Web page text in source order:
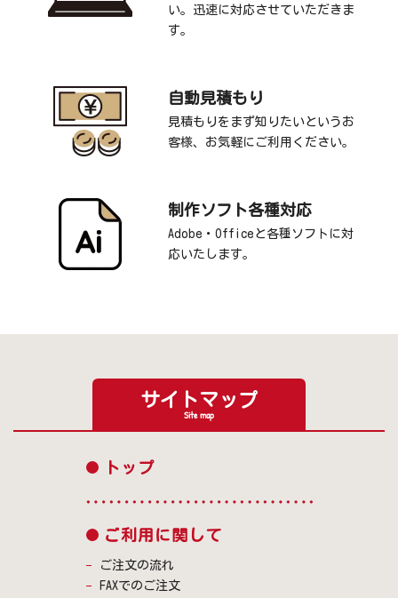
い。迅速に対応させていただきま
す。
自動見積もり
見積もりをまず知りたいというお
客様、お気軽にご利用ください。
制作ソフト各種対応
Adobe・Officeと各種ソフトに対
応いたします。
サイトマップ
Site map
トップ
ご利用に関して
ご注文の流れ
FAXでのご注文